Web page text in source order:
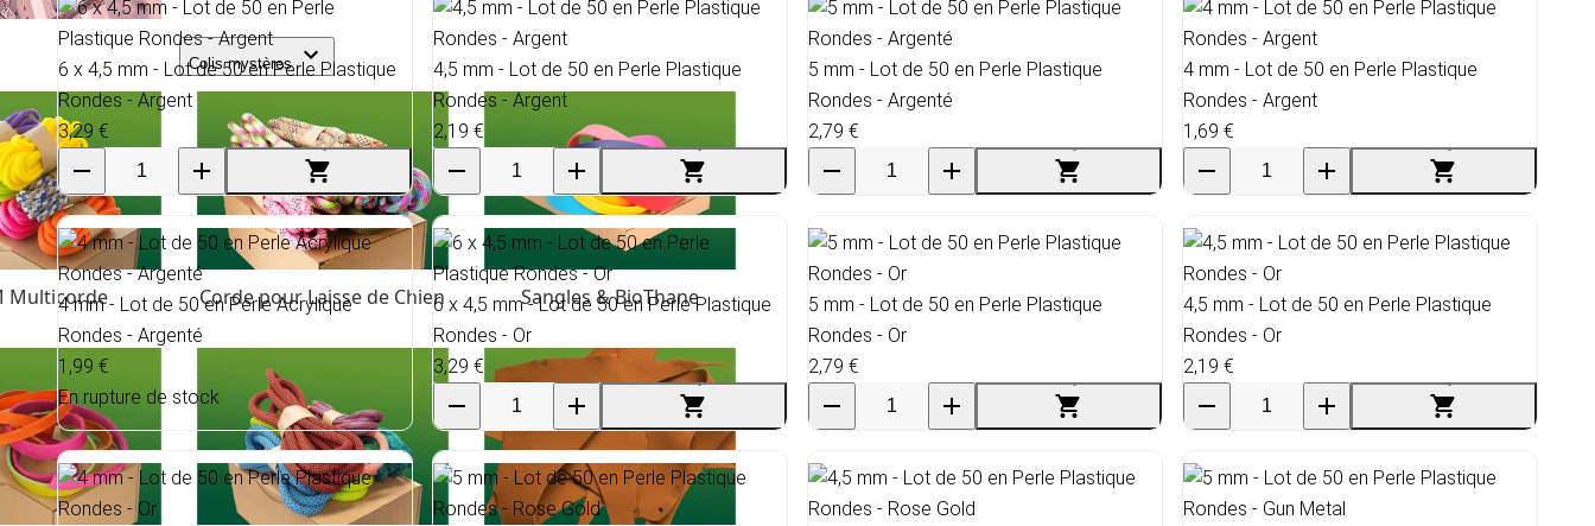
Colis mystères
Multicorde Corde pour Laisse de Chien Sangles & BioThane
6 x 4,5 mm - Lot de 50 en Perle Plastique
Rondes - Argent
3,29 €
4,5 mm - Lot de 50 en Perle Plastique
Rondes - Argent
2,19 €
5 mm - Lot de 50 en Perle Plastique
Rondes - Argenté
2,79 €
4 mm - Lot de 50 en Perle Plastique
Rondes - Argent
1,69 €
4 mm - Lot de 50 en Perle Acrylique
Rondes - Argenté
1,99 €
En rupture de stock
6 x 4,5 mm - Lot de 50 en Perle Plastique
Rondes - Or
3,29 €
5 mm - Lot de 50 en Perle Plastique
Rondes - Or
2,79 €
4,5 mm - Lot de 50 en Perle Plastique
Rondes - Or
2,19 €